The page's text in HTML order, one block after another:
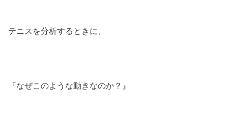
テニスを分析するときに、
『なぜこのような動きなのか？』